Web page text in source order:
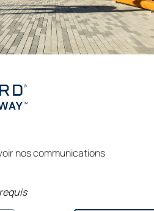
nos communications